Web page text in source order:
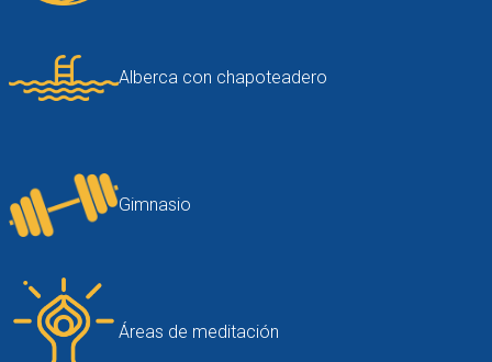
Alberca con chapoteadero
Gimnasio
Áreas de meditación